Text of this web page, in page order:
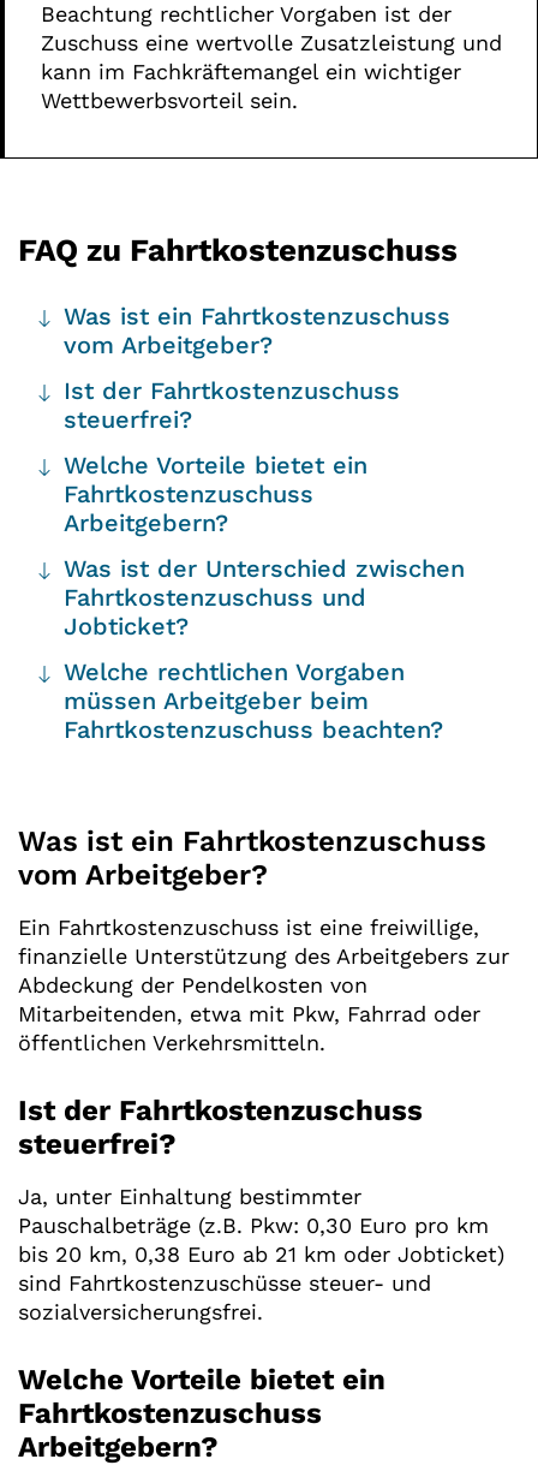
Beachtung rechtlicher Vorgaben ist der
Zuschuss eine wertvolle Zusatzleistung und
kann im Fachkräftemangel ein wichtiger
Wettbewerbsvorteil sein.
FAQ zu Fahrtkostenzuschuss
Was ist ein Fahrtkostenzuschuss
vom Arbeitgeber?
Ist der Fahrtkostenzuschuss
steuerfrei?
Welche Vorteile bietet ein
Fahrtkostenzuschuss
Arbeitgebern?
Was ist der Unterschied zwischen
Fahrtkostenzuschuss und
Jobticket?
Welche rechtlichen Vorgaben
müssen Arbeitgeber beim
Fahrtkostenzuschuss beachten?
Was ist ein Fahrtkostenzuschuss
vom Arbeitgeber?
Ein Fahrtkostenzuschuss ist eine freiwillige,
finanzielle Unterstützung des Arbeitgebers zur
Abdeckung der Pendelkosten von
Mitarbeitenden, etwa mit Pkw, Fahrrad oder
öffentlichen Verkehrsmitteln.
Ist der Fahrtkostenzuschuss
steuerfrei?
Ja, unter Einhaltung bestimmter
Pauschalbeträge (z.B. Pkw: 0,30 Euro pro km
bis 20 km, 0,38 Euro ab 21 km oder Jobticket)
sind Fahrtkostenzuschüsse steuer- und
sozialversicherungsfrei.
Welche Vorteile bietet ein
Fahrtkostenzuschuss
Arbeitgebern?